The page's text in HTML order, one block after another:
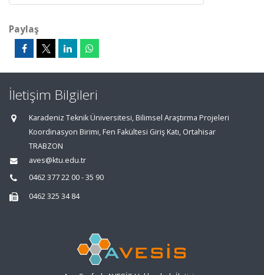
Paylaş
İletişim Bilgileri
Karadeniz Teknik Üniversitesi, Bilimsel Araştırma Projeleri
Koordinasyon Birimi, Fen Fakültesi Giriş Katı, Ortahisar
TRABZON
aves@ktu.edu.tr
0462 377 22 00 - 35 90
0462 325 34 84